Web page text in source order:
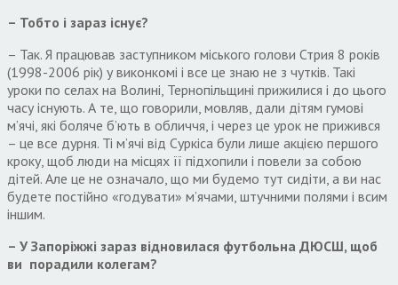
– Тобто і зараз існує?
– Так. Я працював заступником міського голови Стрия 8 років
(1998-2006 рік) у виконкомі і все це знаю не з чутків. Такі
уроки по селах на Волині, Тернопільщині прижилися і до цього
часу існують. А те, що говорили, мовляв, дали дітям гумові
м’ячі, які боляче б’ють в обличчя, і через це урок не прижився
– це все дурня. Ті м’ячі від Суркіса були лише акцією першого
кроку, щоб люди на місцях її підхопили і повели за собою
дітей. Але це не означало, що ми будемо тут сидіти, а ви нас
будете постійно «годувати» м’ячами, штучними полями і всим
іншим.
– У Запоріжжі зараз відновилася футбольна ДЮСШ, щоб
ви порадили колегам?